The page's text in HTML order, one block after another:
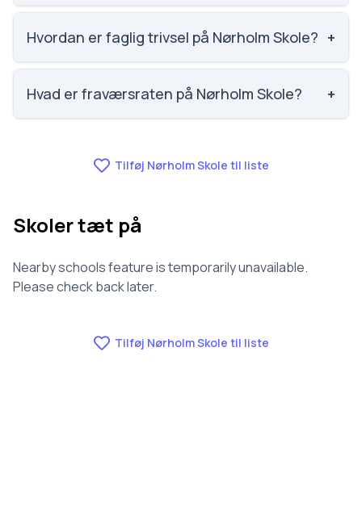
Social trivsel på Nørholm Skole er 3.8 ud af 5,
nummer 1178 ud af 3143 skoler. Scoren er baseret på
Hvordan er faglig trivsel på Nørholm Skole? +
Faglig trivsel på Nørholm Skole er 3.5 ud af 5,
nummer 998 ud af 3143 skoler. Scoren er baseret på
Hvad er fraværsraten på Nørholm Skole? +
Tilføj Nørholm Skole til liste
Skoler tæt på
Nearby schools feature is temporarily unavailable.
Please check back later.
Tilføj Nørholm Skole til liste